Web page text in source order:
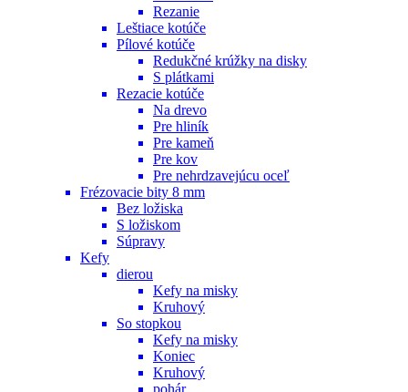
Rezanie
Leštiace kotúče
Pílové kotúče
Redukčné krúžky na disky
S plátkami
Rezacie kotúče
Na drevo
Pre hliník
Pre kameň
Pre kov
Pre nehrdzavejúcu oceľ
Frézovacie bity 8 mm
Bez ložiska
S ložiskom
Súpravy
Kefy
dierou
Kefy na misky
Kruhový
So stopkou
Kefy na misky
Koniec
Kruhový
pohár